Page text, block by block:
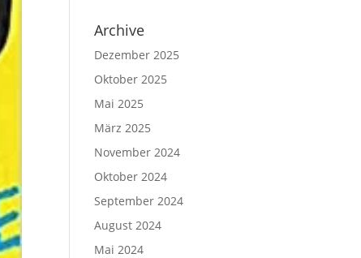
Archive
Dezember 2025
Oktober 2025
Mai 2025
März 2025
November 2024
Oktober 2024
September 2024
August 2024
Mai 2024